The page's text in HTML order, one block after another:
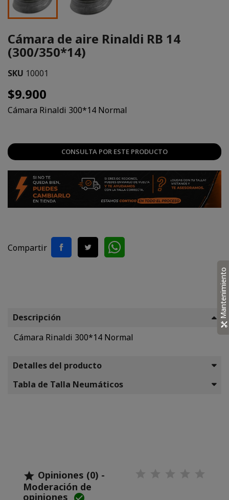
Cámara de aire Rinaldi RB 14
(300/350*14)
SKU 10001
$9.900
Cámara Rinaldi 300*14 Normal
CONSULTA POR ESTE PRODUCTO
Compartir
Descripción
Cámara Rinaldi 300*14 Normal
Detalles del producto
Tabla de Talla Neumáticos
 Opiniones (0) -
Moderación de
opiniones
Mantenimiento